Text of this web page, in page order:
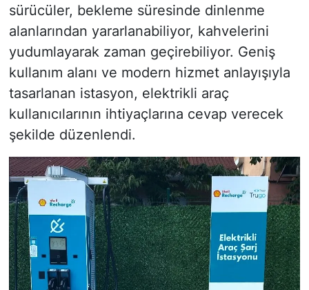
sürücüler, bekleme süresinde dinlenme
alanlarından yararlanabiliyor, kahvelerini
yudumlayarak zaman geçirebiliyor. Geniş
kullanım alanı ve modern hizmet anlayışıyla
tasarlanan istasyon, elektrikli araç
kullanıcılarının ihtiyaçlarına cevap verecek
şekilde düzenlendi.